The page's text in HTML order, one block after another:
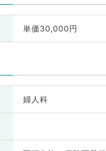
単価30,000円
婦人科